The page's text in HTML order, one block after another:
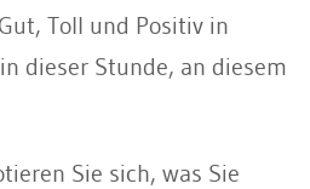
Toll und Positiv in
dieser Stunde, an diesem
Sie sich, was Sie